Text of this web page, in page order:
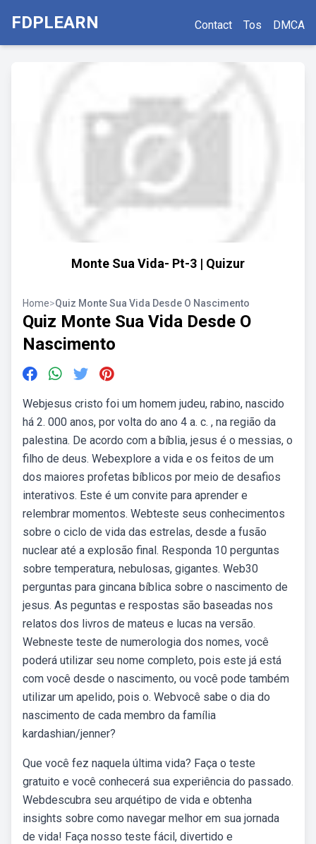
FDPLEARN Contact Tos DMCA
Monte Sua Vida- Pt-3 | Quizur
Home>Quiz Monte Sua Vida Desde O Nascimento
Quiz Monte Sua Vida Desde O
Nascimento
Webjesus cristo foi um homem judeu, rabino, nascido
há 2. 000 anos, por volta do ano 4 a. c. , na região da
palestina. De acordo com a bíblia, jesus é o messias, o
filho de deus. Webexplore a vida e os feitos de um
dos maiores profetas bíblicos por meio de desafios
interativos. Este é um convite para aprender e
relembrar momentos. Webteste seus conhecimentos
sobre o ciclo de vida das estrelas, desde a fusão
nuclear até a explosão final. Responda 10 perguntas
sobre temperatura, nebulosas, gigantes. Web30
perguntas para gincana bíblica sobre o nascimento de
jesus. As peguntas e respostas são baseadas nos
relatos dos livros de mateus e lucas na versão.
Webneste teste de numerologia dos nomes, você
poderá utilizar seu nome completo, pois este já está
com você desde o nascimento, ou você pode também
utilizar um apelido, pois o. Webvocê sabe o dia do
nascimento de cada membro da família
kardashian/jenner?
Que você fez naquela última vida? Faça o teste
gratuito e você conhecerá sua experiência do passado.
Webdescubra seu arquétipo de vida e obtenha
insights sobre como navegar melhor em sua jornada
de vida! Faça nosso teste fácil, divertido e